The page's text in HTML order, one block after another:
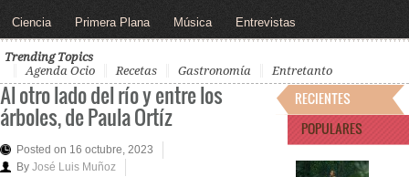
Ciencia Primera Plana Música Entrevistas
Trending Topics
Agenda Ocio
Recetas Gastronomía Entretanto
Al otro lado del río y entre los
árboles, de Paula Ortíz
Posted on 16 octubre, 2023
By José Luis Muñoz
RECIENTES
POPULARES